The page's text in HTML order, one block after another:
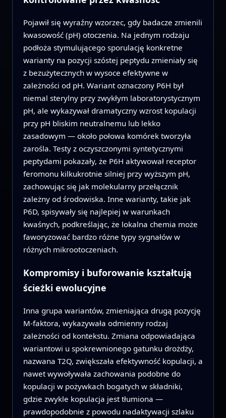
Pojawił się wyraźny wzorzec, gdy badacze zmienili
kwasowość (pH) otoczenia. Na jednym rodzaju
podłoża stymulującego sporulację konkretne
warianty na pozycji szóstej peptydu zmieniały się
z bezużytecznych w wysoce efektywne w
zależności od pH. Wariant oznaczony P6H był
niemal sterylny przy zwykłym laboratorystycznym
pH, ale wykazywał dramatyczny wzrost kopulacji
przy pH bliskim neutralnemu lub lekko
zasadowym — około połowa komórek tworzyła
zarośla. Testy z oczyszczonymi syntetycznymi
peptydami pokazały, że P6H aktywował receptor
feromonu kilkukrotnie silniej przy wyższym pH,
zachowując się jak molekularny przełącznik
zależny od środowiska. Inne warianty, takie jak
P6D, spisywały się najlepiej w warunkach
kwaśnych, podkreślając, że lokalna chemia może
faworyzować bardzo różne typy sygnałów w
różnych mikrootoczeniach.
Kompromisy i buforowanie kształtują
ścieżki ewolucyjne
Inna grupa wariantów, zmieniająca drugą pozycję
M-faktora, wykazywała odmienny rodzaj
zależności od kontekstu. Zmiana odpowiadająca
wariantowi u spokrewnionego gatunku drożdży,
nazwana T2Q, zwiększała efektywność kopulacji, a
nawet wywoływała zachowania podobne do
kopulacji w pożywkach bogatych w składniki,
gdzie zwykle kopulacja jest tłumiona —
prawdopodobnie z powodu nadaktywacji szlaku